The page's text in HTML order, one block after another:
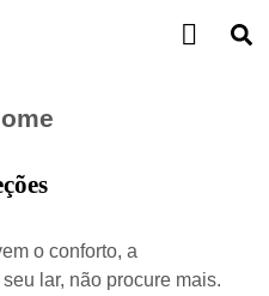
o conforto, a
lar, não procure mais.